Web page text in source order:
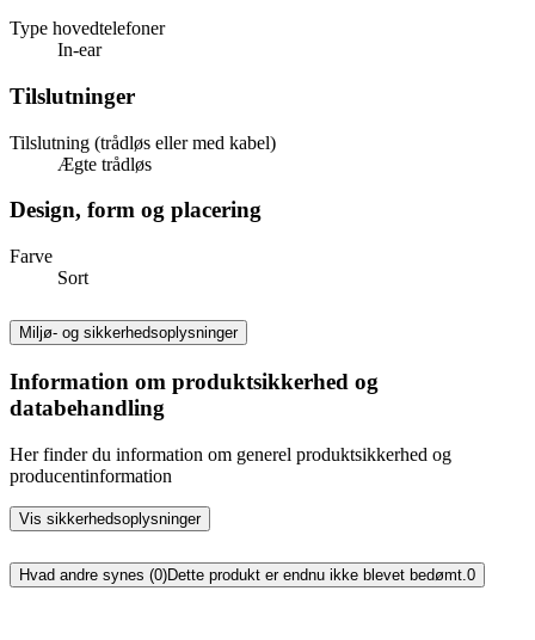
Type hovedtelefoner
In-ear
Tilslutninger
Tilslutning (trådløs eller med kabel)
Ægte trådløs
Design, form og placering
Farve
Sort
Miljø- og sikkerhedsoplysninger
Information om produktsikkerhed og
databehandling
Her finder du information om generel produktsikkerhed og
producentinformation
Vis sikkerhedsoplysninger
Hvad andre synes (0)Dette produkt er endnu ikke blevet bedømt. 0